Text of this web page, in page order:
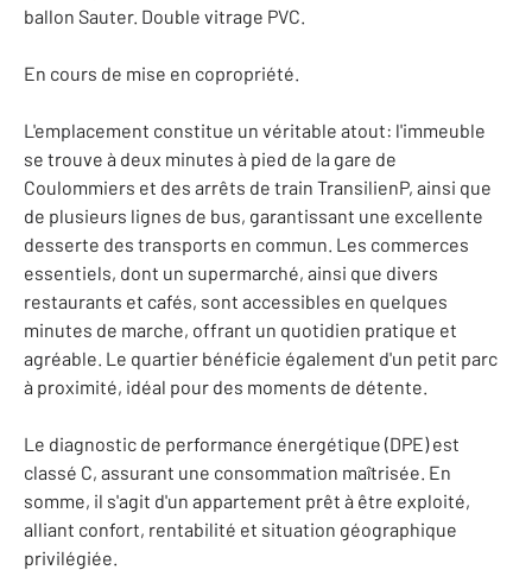
ballon Sauter. Double vitrage PVC.
En cours de mise en copropriété.
L'emplacement constitue un véritable atout: l'immeuble
se trouve à deux minutes à pied de la gare de
Coulommiers et des arrêts de train TransilienP, ainsi que
de plusieurs lignes de bus, garantissant une excellente
desserte des transports en commun. Les commerces
essentiels, dont un supermarché, ainsi que divers
restaurants et cafés, sont accessibles en quelques
minutes de marche, offrant un quotidien pratique et
agréable. Le quartier bénéficie également d'un petit parc
à proximité, idéal pour des moments de détente.
Le diagnostic de performance énergétique (DPE) est
classé C, assurant une consommation maîtrisée. En
somme, il s'agit d'un appartement prêt à être exploité,
alliant confort, rentabilité et situation géographique
privilégiée.